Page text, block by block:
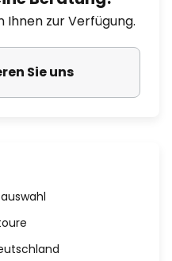
Ihnen zur Verfügung.
Sie uns